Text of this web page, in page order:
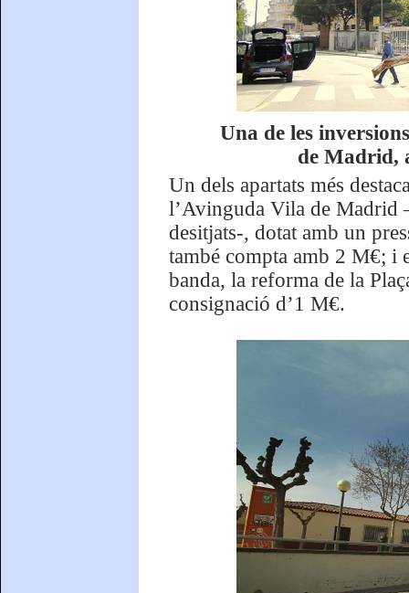
Una de les
de Madrid,
Un dels apartats més
l’Avinguda Vila de Madrid
desitjats-, dotat amb un
també compta amb 2 M€; i
banda, la reforma de la
consignació d’1 M€.